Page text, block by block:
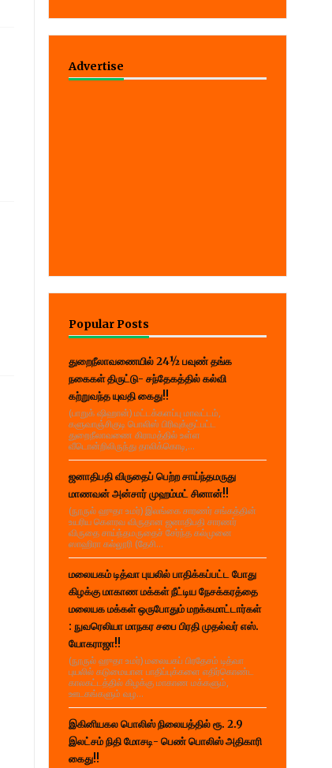
Advertise
Popular Posts
துறைநீலாவணையில் 24½ பவுண் தங்க
நகைகள் திருட்டு- சந்தேகத்தில் கல்வி
கற்றுவந்த யுவதி கைது!!
(பாறுக் ஷிஹான்) மட்டக்களப்பு மாவட்டம்,
களுவாஞ்சிகுடி பொலிஸ் பிரிவுக்குட்பட்ட
துறைநீலாவணை கிராமத்தில் உள்ள
வீடொன்றிலிருந்து தாலிக்கொடி,...
ஜனாதிபதி விருதைப் பெற்ற சாய்ந்தமருது
மாணவன் அன்சார் முஹம்மட் சினான்!!
(நூருல் ஹுதா உமர்) இலங்கை சாரணர் சங்கத்தின்
உயரிய கௌரவ விருதான ஜனாதிபதி சாரணர்
விருதை சாய்ந்தமருதைச் சேர்ந்த கல்முனை
ஸாஹிரா கல்லூரி (தேசி...
மலையகம் டித்வா புயலில் பாதிக்கப்பட்ட போது
கிழக்கு மாகாண மக்கள் நீட்டிய நேசக்கரத்தை
மலையக மக்கள் ஒருபோதும் மறக்கமாட்டார்கள்
: நுவரெலியா மாநகர சபை பிரதி முதல்வர் எஸ்.
யோகராஜா!!
(நூருல் ஹுதா உமர்) மலையகப் பிரதேசம் டித்வா
புயலில் கடுமையான பாதிப்புக்களை எதிர்கொண்ட
காலகட்டத்தில் கிழக்கு மாகாண மக்களும்,
ஊடகங்களும் வழ...
இகினியகல பொலிஸ் நிலையத்தில் ரூ. 2.9
இலட்சம் நிதி மோசடி- பெண் பொலிஸ் அதிகாரி
கைது!!